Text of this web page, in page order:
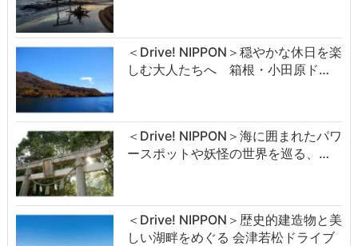
＜Drive! NIPPON＞穏やかな休日を楽
しむ大人たちへ 箱根・小田原ド…
＜Drive! NIPPON＞海に囲まれたパワ
ースポットや妖怪の世界を巡る、…
＜Drive! NIPPON＞歴史的建造物と美
しい湖畔をめぐる 会津若松ドライブ